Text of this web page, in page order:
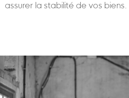
assurer la stabilité de vos biens.